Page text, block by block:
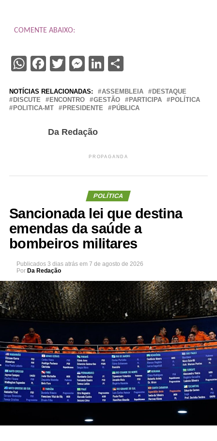
COMENTE ABAIXO:
WhatsApp
Facebook
Twitter
Messenger
LinkedIn
Share
NOTÍCIAS RELACIONADAS: ASSEMBLEIA
DESTAQUE
DISCUTE
ENCONTRO GESTÃO PARTICIPA
POLÍTICA
POLITICA-MT
PRESIDENTE PÚBLICA
Da Redação
PROPAGANDA
POLÍTICA
Sancionada lei que destina
emendas da saúde a
bombeiros militares
Publicados 3 dias atrás em 7 de agosto de 2026
Por Da Redação